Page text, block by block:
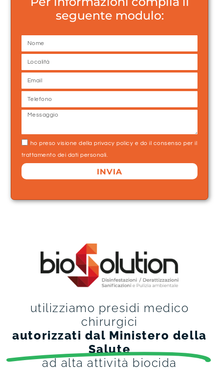
seguente modulo:
ho preso visione dellaprivacy policy e do il consenso per il
trattamento dei dati personali.
INVIA
utilizziamo presidi medico
chirurgici
autorizzati dal Ministero della
Salute
ad alta attività biocida